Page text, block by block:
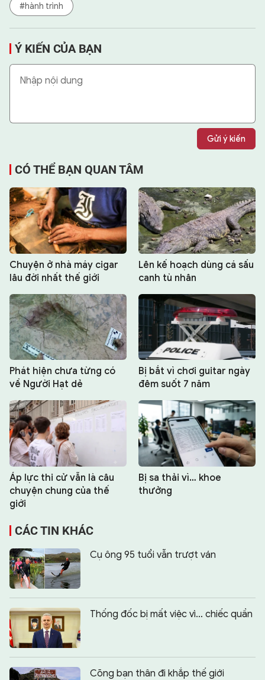
#hành trình
Ý KIẾN CỦA BẠN
Gửi ý kiến
CÓ THỂ BẠN QUAN TÂM
Chuyện ở nhà máy cigar
lâu đời nhất thế giới
Lên kế hoạch dùng cá sấu
canh tù nhân
Phát hiện chưa từng có
về Người Hạt dẻ
Bị bắt vì chơi guitar ngày
đêm suốt 7 năm
Áp lực thi cử vẫn là câu
chuyện chung của thế
giới
Bị sa thải vì… khoe
thưởng
CÁC TIN KHÁC
Cụ ông 95 tuổi vẫn trượt ván
Thống đốc bị mất việc vì… chiếc quần
Cõng bạn thân đi khắp thế giới